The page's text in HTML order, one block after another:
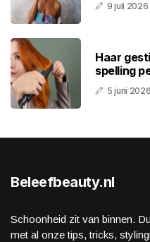
9 juli 2026
Haar
spelling
5 juni 2026
Beleefbeauty.nl
Schoonheid zit van binnen.
met al onze tips, tricks,